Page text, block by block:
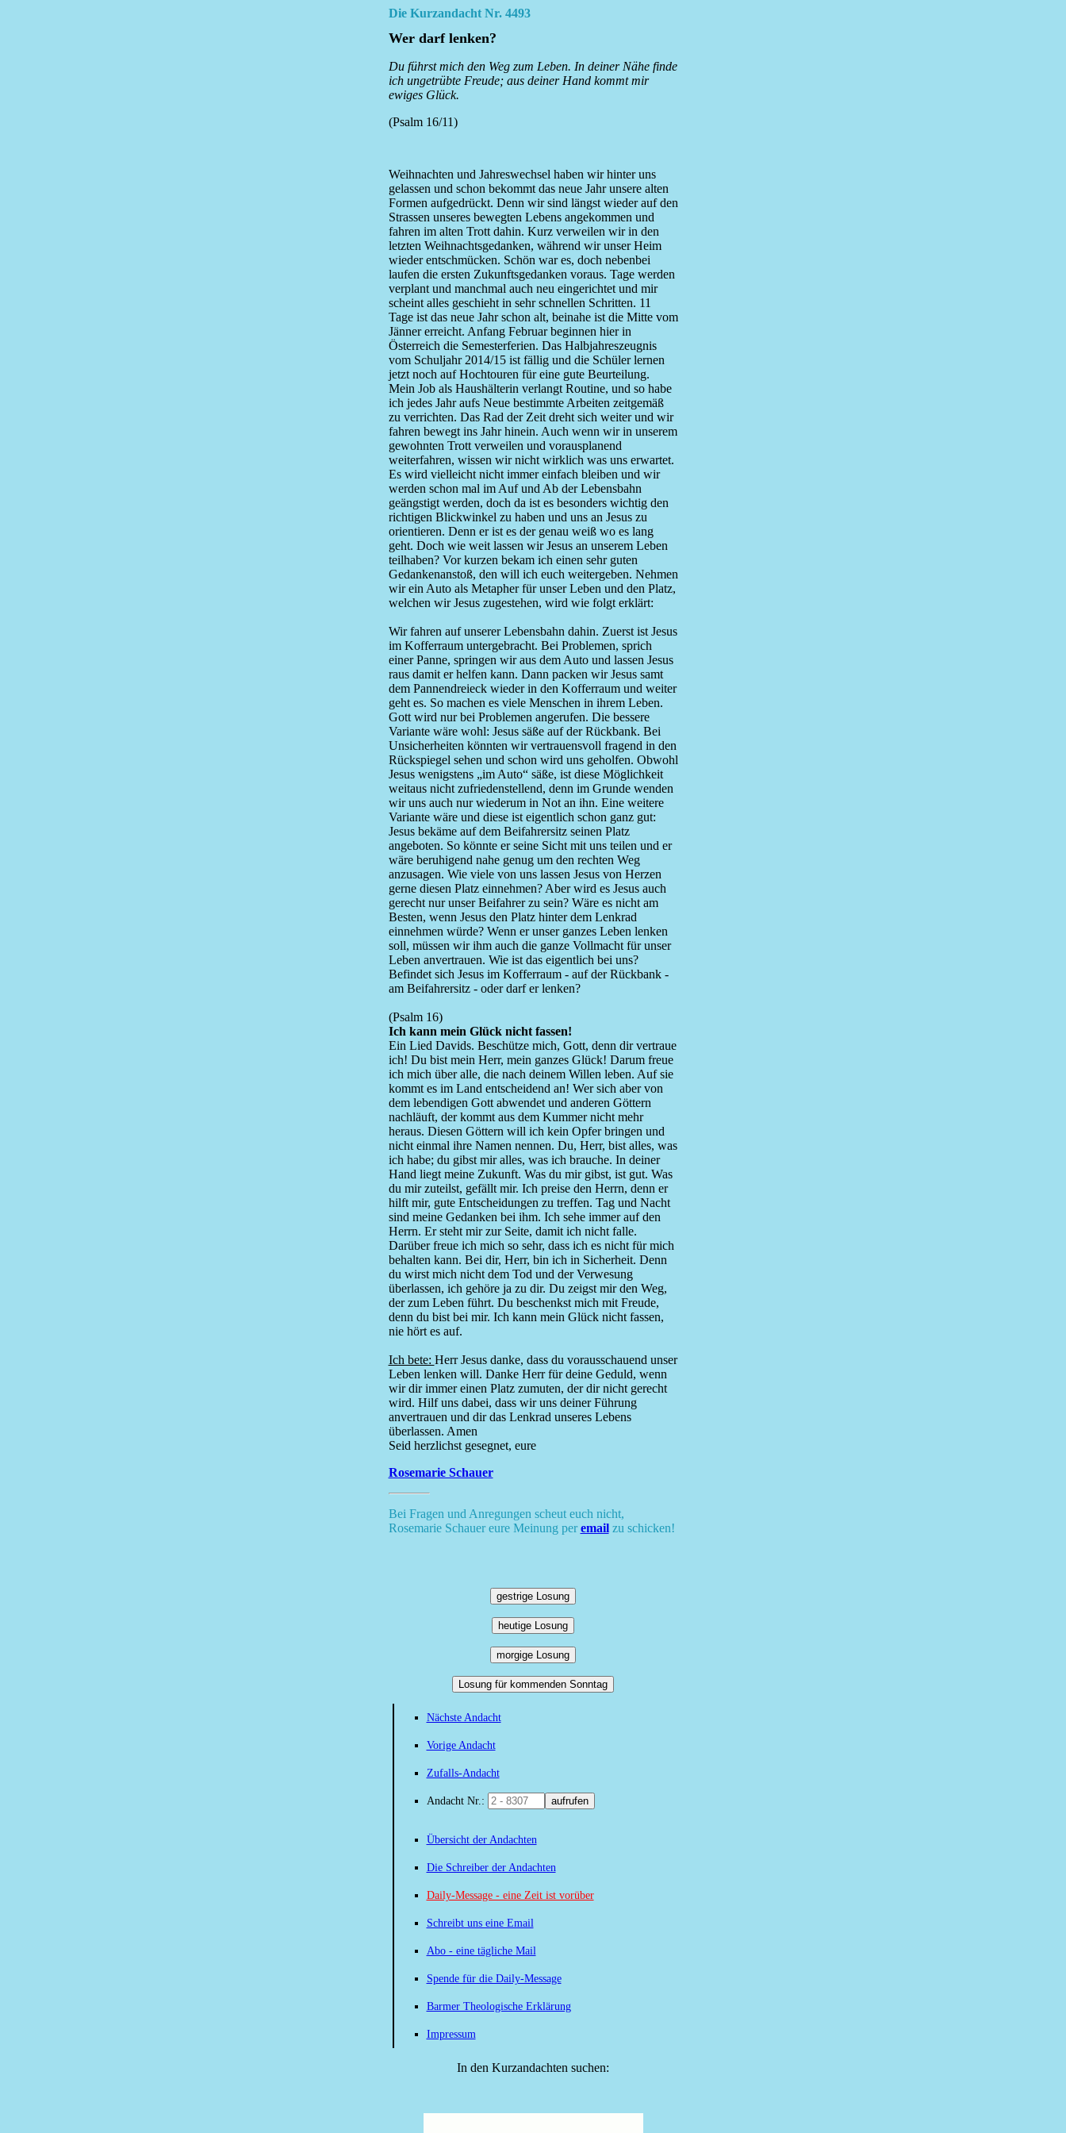
Die Kurzandacht Nr. 4493
Wer darf lenken?
Du führst mich den Weg zum Leben. In deiner Nähe finde
ich ungetrübte Freude; aus deiner Hand kommt mir
ewiges Glück.
(Psalm 16/11)
Weihnachten und Jahreswechsel haben wir hinter uns
gelassen und schon bekommt das neue Jahr unsere alten
Formen aufgedrückt. Denn wir sind längst wieder auf den
Strassen unseres bewegten Lebens angekommen und
fahren im alten Trott dahin. Kurz verweilen wir in den
letzten Weihnachtsgedanken, während wir unser Heim
wieder entschmücken. Schön war es, doch nebenbei
laufen die ersten Zukunftsgedanken voraus. Tage werden
verplant und manchmal auch neu eingerichtet und mir
scheint alles geschieht in sehr schnellen Schritten. 11
Tage ist das neue Jahr schon alt, beinahe ist die Mitte vom
Jänner erreicht. Anfang Februar beginnen hier in
Österreich die Semesterferien. Das Halbjahreszeugnis
vom Schuljahr 2014/15 ist fällig und die Schüler lernen
jetzt noch auf Hochtouren für eine gute Beurteilung.
Mein Job als Haushälterin verlangt Routine, und so habe
ich jedes Jahr aufs Neue bestimmte Arbeiten zeitgemäß
zu verrichten. Das Rad der Zeit dreht sich weiter und wir
fahren bewegt ins Jahr hinein. Auch wenn wir in unserem
gewohnten Trott verweilen und vorausplanend
weiterfahren, wissen wir nicht wirklich was uns erwartet.
Es wird vielleicht nicht immer einfach bleiben und wir
werden schon mal im Auf und Ab der Lebensbahn
geängstigt werden, doch da ist es besonders wichtig den
richtigen Blickwinkel zu haben und uns an Jesus zu
orientieren. Denn er ist es der genau weiß wo es lang
geht. Doch wie weit lassen wir Jesus an unserem Leben
teilhaben? Vor kurzen bekam ich einen sehr guten
Gedankenanstoß, den will ich euch weitergeben. Nehmen
wir ein Auto als Metapher für unser Leben und den Platz,
welchen wir Jesus zugestehen, wird wie folgt erklärt:
Wir fahren auf unserer Lebensbahn dahin. Zuerst ist Jesus
im Kofferraum untergebracht. Bei Problemen, sprich
einer Panne, springen wir aus dem Auto und lassen Jesus
raus damit er helfen kann. Dann packen wir Jesus samt
dem Pannendreieck wieder in den Kofferraum und weiter
geht es. So machen es viele Menschen in ihrem Leben.
Gott wird nur bei Problemen angerufen. Die bessere
Variante wäre wohl: Jesus säße auf der Rückbank. Bei
Unsicherheiten könnten wir vertrauensvoll fragend in den
Rückspiegel sehen und schon wird uns geholfen. Obwohl
Jesus wenigstens „im Auto“ säße, ist diese Möglichkeit
weitaus nicht zufriedenstellend, denn im Grunde wenden
wir uns auch nur wiederum in Not an ihn. Eine weitere
Variante wäre und diese ist eigentlich schon ganz gut:
Jesus bekäme auf dem Beifahrersitz seinen Platz
angeboten. So könnte er seine Sicht mit uns teilen und er
wäre beruhigend nahe genug um den rechten Weg
anzusagen. Wie viele von uns lassen Jesus von Herzen
gerne diesen Platz einnehmen? Aber wird es Jesus auch
gerecht nur unser Beifahrer zu sein? Wäre es nicht am
Besten, wenn Jesus den Platz hinter dem Lenkrad
einnehmen würde? Wenn er unser ganzes Leben lenken
soll, müssen wir ihm auch die ganze Vollmacht für unser
Leben anvertrauen. Wie ist das eigentlich bei uns?
Befindet sich Jesus im Kofferraum - auf der Rückbank -
am Beifahrersitz - oder darf er lenken?
(Psalm 16)
Ich kann mein Glück nicht fassen!
Ein Lied Davids. Beschütze mich, Gott, denn dir vertraue
ich! Du bist mein Herr, mein ganzes Glück! Darum freue
ich mich über alle, die nach deinem Willen leben. Auf sie
kommt es im Land entscheidend an! Wer sich aber von
dem lebendigen Gott abwendet und anderen Göttern
nachläuft, der kommt aus dem Kummer nicht mehr
heraus. Diesen Göttern will ich kein Opfer bringen und
nicht einmal ihre Namen nennen. Du, Herr, bist alles, was
ich habe; du gibst mir alles, was ich brauche. In deiner
Hand liegt meine Zukunft. Was du mir gibst, ist gut. Was
du mir zuteilst, gefällt mir. Ich preise den Herrn, denn er
hilft mir, gute Entscheidungen zu treffen. Tag und Nacht
sind meine Gedanken bei ihm. Ich sehe immer auf den
Herrn. Er steht mir zur Seite, damit ich nicht falle.
Darüber freue ich mich so sehr, dass ich es nicht für mich
behalten kann. Bei dir, Herr, bin ich in Sicherheit. Denn
du wirst mich nicht dem Tod und der Verwesung
überlassen, ich gehöre ja zu dir. Du zeigst mir den Weg,
der zum Leben führt. Du beschenkst mich mit Freude,
denn du bist bei mir. Ich kann mein Glück nicht fassen,
nie hört es auf.
Ich bete: Herr Jesus danke, dass du vorausschauend unser
Leben lenken will. Danke Herr für deine Geduld, wenn
wir dir immer einen Platz zumuten, der dir nicht gerecht
wird. Hilf uns dabei, dass wir uns deiner Führung
anvertrauen und dir das Lenkrad unseres Lebens
überlassen. Amen
Seid herzlichst gesegnet, eure
Rosemarie Schauer
Bei Fragen und Anregungen scheut euch nicht,
Rosemarie Schauer eure Meinung peremailzu schicken!
gestrige Losung
heutige Losung
morgige Losung
Losung für kommenden Sonntag
Nächste Andacht
Vorige Andacht
Zufalls-Andacht
Andacht Nr.: aufrufen
Übersicht der Andachten
Die Schreiber der Andachten
Daily-Message - eine Zeit ist vorüber
Schreibt uns eine Email
Abo - eine tägliche Mail
Spende für die Daily-Message
Barmer Theologische Erklärung
Impressum
In den Kurzandachten suchen: